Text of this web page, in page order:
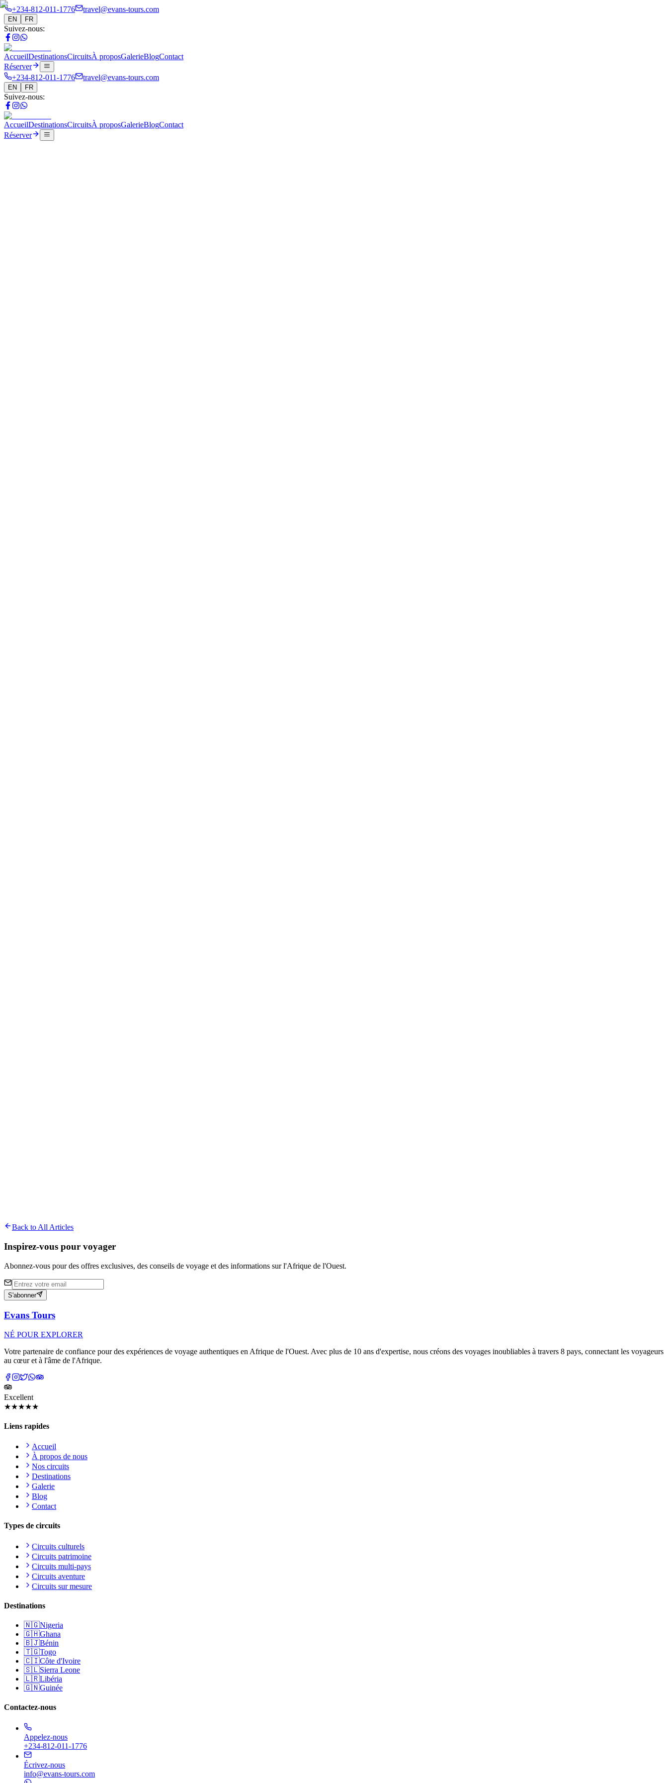
+234-812-011-1776 travel@evans-tours.com
EN FR
Suivez-nous:
AccueilDestinationsCircuitsÀ proposGalerieBlogContact
Réserver
+234-812-011-1776
travel@evans-tours.com
EN FR
Suivez-nous:
AccueilDestinationsCircuitsÀ proposGalerieBlogContact
Réserver
Back to All Articles
Inspirez-vous pour voyager
Abonnez-vous pour des offres exclusives, des conseils de voyage et des informations sur l'Afrique de l'Ouest.
S'abonner
Evans Tours
NÉ POUR EXPLORER
Votre partenaire de confiance pour des expériences de voyage authentiques en Afrique de l'Ouest. Avec plus de 10 ans d'expertise, nous créons des voyages inoubliables à travers 8 pays, connectant les voyageurs
au cœur et à l'âme de l'Afrique.
Excellent
★★★★★
Liens rapides
Accueil
À propos de nous
Nos circuits
Destinations
Galerie
Blog
Contact
Types de circuits
Circuits culturels
Circuits patrimoine
Circuits multi-pays
Circuits aventure
Circuits sur mesure
Destinations
🇳🇬Nigeria
🇬🇭Ghana
🇧🇯Bénin
🇹🇬Togo
🇨🇮Côte d'Ivoire
🇸🇱Sierra Leone
🇱🇷Libéria
🇬🇳Guinée
Contactez-nous
Appelez-nous
+234-812-011-1776
Écrivez-nous
info@evans-tours.com